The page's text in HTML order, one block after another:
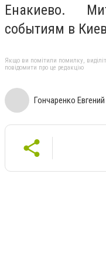
Енакиево.
событиям в
Якщо ви помітили помилку,
повідомити про це редакцію
Гончаренко Евгений